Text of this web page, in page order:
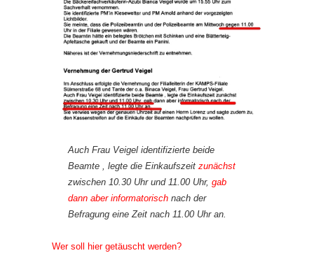
Auch Frau Veigel identifizierte beide
Beamte , legte die Einkaufszeit zunächst
zwischen 10.30 Uhr und 11.00 Uhr, gab
dann aber informatorisch nach der
Befragung eine Zeit nach 11.00 Uhr an.
Wer soll hier getäuscht werden?